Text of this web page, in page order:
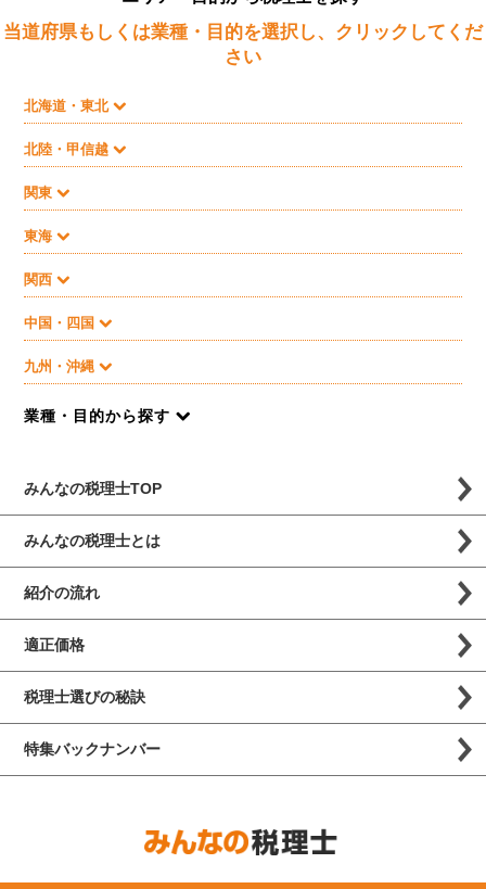
当道府県もしくは業種・目的を選択し、クリックしてくだ
さい
北海道・東北
北陸・甲信越
関東
東海
関西
中国・四国
九州・沖縄
業種・目的から探す
みんなの税理士TOP
みんなの税理士とは
紹介の流れ
適正価格
税理士選びの秘訣
特集バックナンバー